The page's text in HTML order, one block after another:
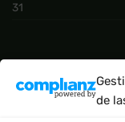
de
31
CATEGORÍAS